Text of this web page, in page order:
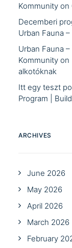
Kommunity on
Decemberi
Urban Fauna
Urban Fauna
Kommunity on
alkotóknak
Itt egy teszt
Program |
ARCHIVES
June 2026
May 2026
April 2026
March 2026
February